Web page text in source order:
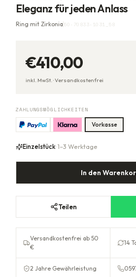
Eleganz für jeden Anlass
Ring mit Zirkonia 50-70833-1031_58
€410,00
inkl. MwSt. ·Versandkostenfrei
ZAHLUNGSMÖGLICHKEITEN
Vorkasse
Einzelstück· 1–3 Werktage
In den
Teilen
Versandkostenfrei ab 50
€
14
2 Jahre Gewährleistung